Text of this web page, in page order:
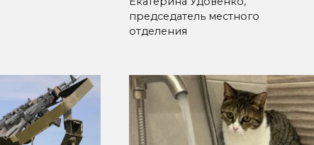
председатель местного
отделения